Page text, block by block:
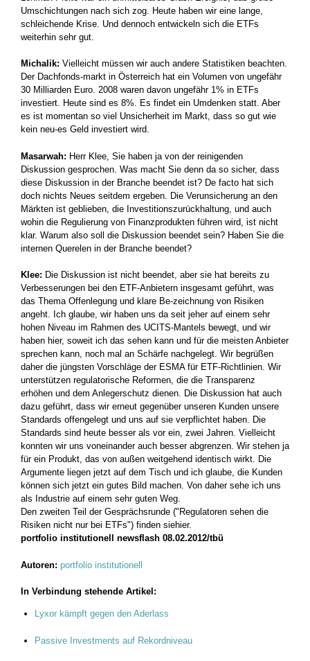
Umschichtungen nach sich zog. Heute haben wir eine lange,
schleichende Krise. Und dennoch entwickeln sich die ETFs
weiterhin sehr gut.
Michalik: Vielleicht müssen wir auch andere Statistiken beachten.
Der Dachfonds-markt in Österreich hat ein Volumen von ungefähr
30 Milliarden Euro. 2008 waren davon ungefähr 1% in ETFs
investiert. Heute sind es 8%. Es findet ein Umdenken statt. Aber
es ist momentan so viel Unsicherheit im Markt, dass so gut wie
kein neu-es Geld investiert wird.
Masarwah: Herr Klee, Sie haben ja von der reinigenden
Diskussion gesprochen. Was macht Sie denn da so sicher, dass
diese Diskussion in der Branche beendet ist? De facto hat sich
doch nichts Neues seitdem ergeben. Die Verunsicherung an den
Märkten ist geblieben, die Investitionszurückhaltung, und auch
wohin die Regulierung von Finanzprodukten führen wird, ist nicht
klar. Warum also soll die Diskussion beendet sein? Haben Sie die
internen Querelen in der Branche beendet?
Klee: Die Diskussion ist nicht beendet, aber sie hat bereits zu
Verbesserungen bei den ETF-Anbietern insgesamt geführt, was
das Thema Offenlegung und klare Be-zeichnung von Risiken
angeht. Ich glaube, wir haben uns da seit jeher auf einem sehr
hohen Niveau im Rahmen des UCITS-Mantels bewegt, und wir
haben hier, soweit ich das sehen kann und für die meisten Anbieter
sprechen kann, noch mal an Schärfe nachgelegt. Wir begrüßen
daher die jüngsten Vorschläge der ESMA für ETF-Richtlinien. Wir
unterstützen regulatorische Reformen, die die Transparenz
erhöhen und dem Anlegerschutz dienen. Die Diskussion hat auch
dazu geführt, dass wir erneut gegenüber unseren Kunden unsere
Standards offengelegt und uns auf sie verpflichtet haben. Die
Standards sind heute besser als vor ein, zwei Jahren. Vielleicht
konnten wir uns voneinander auch besser abgrenzen. Wir stehen ja
für ein Produkt, das von außen weitgehend identisch wirkt. Die
Argumente liegen jetzt auf dem Tisch und ich glaube, die Kunden
können sich jetzt ein gutes Bild machen. Von daher sehe ich uns
als Industrie auf einem sehr guten Weg.
Den zweiten Teil der Gesprächsrunde ("Regulatoren sehen die
Risiken nicht nur bei ETFs") finden siehier.
portfolio institutionell newsflash 08.02.2012/tbü
Autoren: portfolio institutionell
In Verbindung stehende Artikel:
Lyxor kämpft gegen den Aderlass
Passive Investments auf Rekordniveau